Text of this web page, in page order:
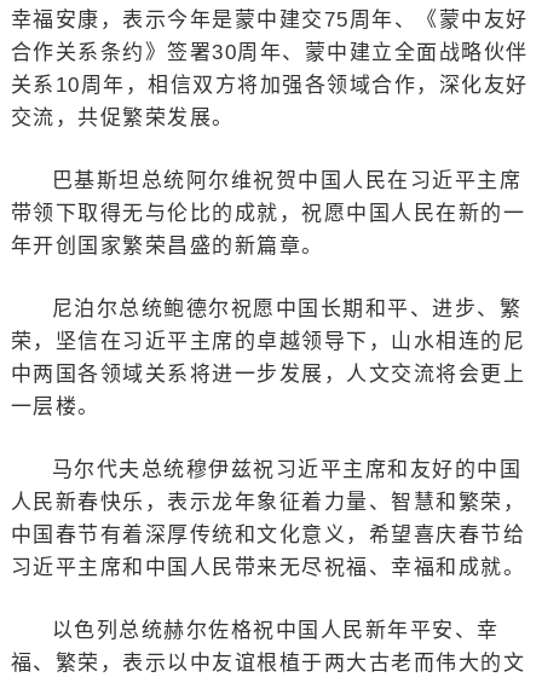
幸福安康，表示今年是蒙中建交75周年、《蒙中友好
合作关系条约》签署30周年、蒙中建立全面战略伙伴
关系10周年，相信双方将加强各领域合作，深化友好
交流，共促繁荣发展。
巴基斯坦总统阿尔维祝贺中国人民在习近平主席
带领下取得无与伦比的成就，祝愿中国人民在新的一
年开创国家繁荣昌盛的新篇章。
尼泊尔总统鲍德尔祝愿中国长期和平、进步、繁
荣，坚信在习近平主席的卓越领导下，山水相连的尼
中两国各领域关系将进一步发展，人文交流将会更上
一层楼。
马尔代夫总统穆伊兹祝习近平主席和友好的中国
人民新春快乐，表示龙年象征着力量、智慧和繁荣，
中国春节有着深厚传统和文化意义，希望喜庆春节给
习近平主席和中国人民带来无尽祝福、幸福和成就。
以色列总统赫尔佐格祝中国人民新年平安、幸
福、繁荣，表示以中友谊根植于两大古老而伟大的文